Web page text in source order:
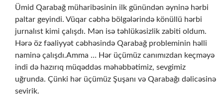
Ümid Qarabağ müharibəsinin ilk günündən əyninə hərbi
paltar geyindi. Vüqar cəbhə bölgələrində könüllü hərbi
jurnalıst kimi çalışdı. Mən isə təhlükəsizlik zabiti oldum.
Hərə öz fəaliyyət cəbhəsində Qarabağ probleminin həlli
naminə çalışdı.Amma … Hər üçümüz canımızdan keçməyə
indi də hazırıq müqəddəs məhəbbətimiz, sevgimiz
uğrunda. Çünki hər üçümüz Şuşanı və Qarabağı dəlicəsinə
sevirik.